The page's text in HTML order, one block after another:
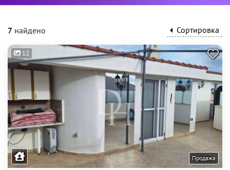
7 найдено Сортировка
12
Продажа